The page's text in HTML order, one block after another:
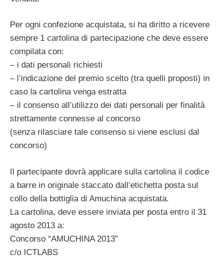
Per ogni confezione acquistata, si ha diritto a ricevere
sempre 1 cartolina di partecipazione che deve essere
compilata con:
– i dati personali richiesti
– l’indicazione del premio scelto (tra quelli proposti) in
caso la cartolina venga estratta
– il consenso all’utilizzo dei dati personali per finalità
strettamente connesse al concorso
(senza rilasciare tale consenso si viene esclusi dal
concorso)
Il partecipante dovrà applicare sulla cartolina il codice
a barre in originale staccato dall’etichetta posta sul
collo della bottiglia di Amuchina acquistata.
La cartolina, deve essere inviata per posta entro il 31
agosto 2013 a:
Concorso “AMUCHINA 2013”
c/o ICTLABS